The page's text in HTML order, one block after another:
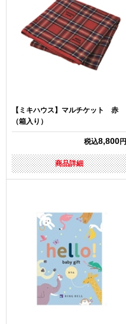
【ミキハウス】マルチケット 赤
（箱入り）
税込8,800円
商品詳細